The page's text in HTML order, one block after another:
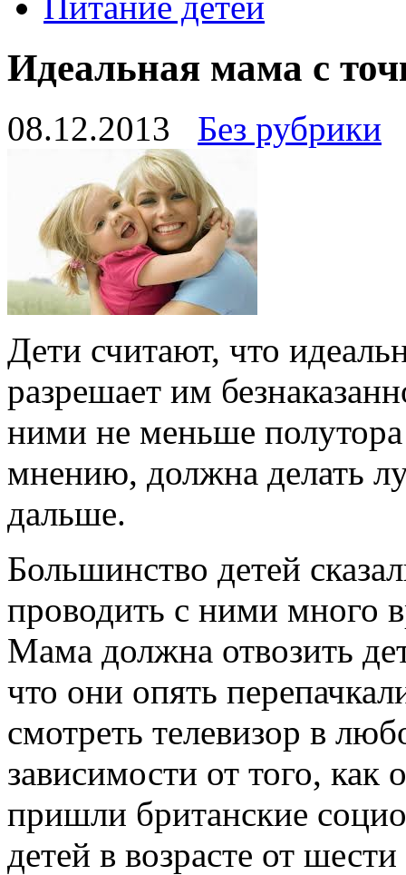
Идеальная мама с
08.12.2013 Без рубрики
Дети считают, что
разрешает им
ними не меньше
мнению, должна делать
дальше.
Большинство детей
проводить с ними много
Мама должна отвозить
что они опять
смотреть телевизор в
зависимости от того,
пришли британские
детей в возрасте от